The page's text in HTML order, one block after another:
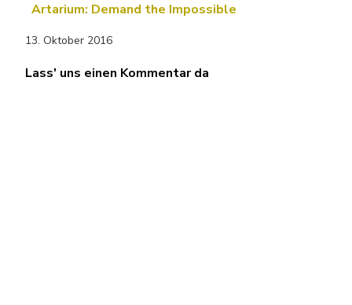
Artarium: Demand the Impossible
13. Oktober 2016
Lass' uns einen Kommentar da